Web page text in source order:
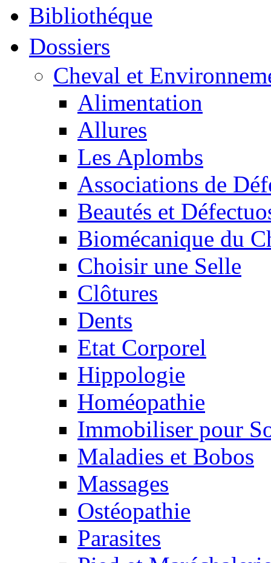
Bibliothéque
Dossiers
Cheval et
Alimentation
Allures
Les Aplombs
Associations de
Beautés et
Biomécanique du
Choisir une Selle
Clôtures
Dents
Etat Corporel
Hippologie
Homéopathie
Immobiliser pour
Maladies et Bobos
Massages
Ostéopathie
Parasites